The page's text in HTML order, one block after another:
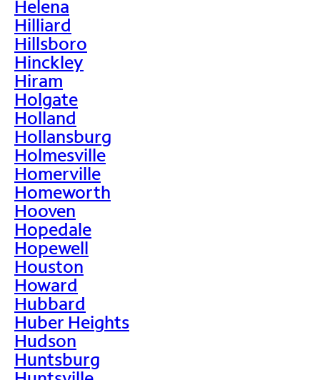
Helena
Hilliard
Hillsboro
Hinckley
Hiram
Holgate
Holland
Hollansburg
Holmesville
Homerville
Homeworth
Hooven
Hopedale
Hopewell
Houston
Howard
Hubbard
Huber Heights
Hudson
Huntsburg